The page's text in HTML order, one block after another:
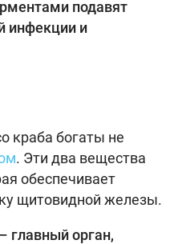
подавят
инфекции и
краба богаты не
. Эти два вещества
обеспечивает
щитовидной железы.
главный орган,